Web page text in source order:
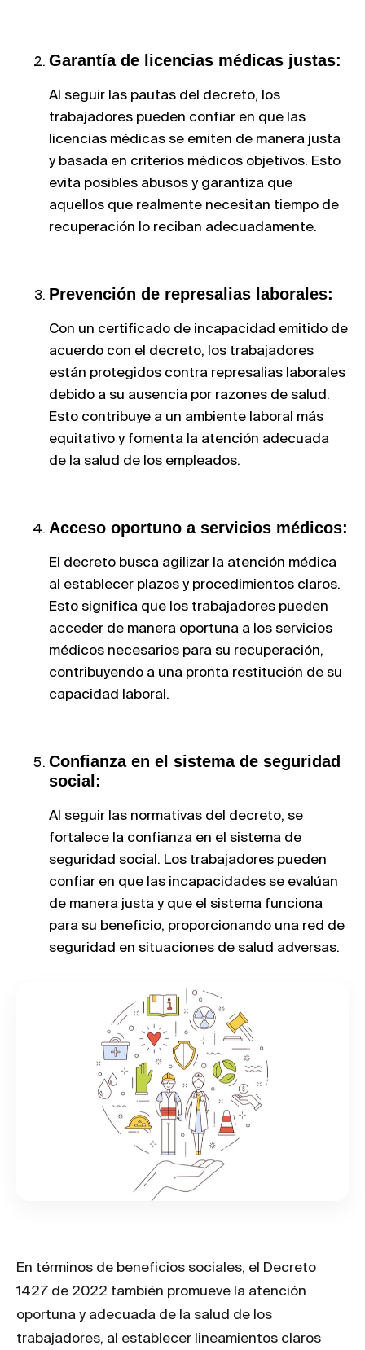
Garantía de licencias médicas justas:
Al seguir las pautas del decreto, los
trabajadores pueden confiar en que las
licencias médicas se emiten de manera justa
y basada en criterios médicos objetivos. Esto
evita posibles abusos y garantiza que
aquellos que realmente necesitan tiempo de
recuperación lo reciban adecuadamente.
Prevención de represalias laborales:
Con un certificado de incapacidad emitido de
acuerdo con el decreto, los trabajadores
están protegidos contra represalias laborales
debido a su ausencia por razones de salud.
Esto contribuye a un ambiente laboral más
equitativo y fomenta la atención adecuada
de la salud de los empleados.
Acceso oportuno a servicios médicos:
El decreto busca agilizar la atención médica
al establecer plazos y procedimientos claros.
Esto significa que los trabajadores pueden
acceder de manera oportuna a los servicios
médicos necesarios para su recuperación,
contribuyendo a una pronta restitución de su
capacidad laboral.
Confianza en el sistema de seguridad
social:
Al seguir las normativas del decreto, se
fortalece la confianza en el sistema de
seguridad social. Los trabajadores pueden
confiar en que las incapacidades se evalúan
de manera justa y que el sistema funciona
para su beneficio, proporcionando una red de
seguridad en situaciones de salud adversas.
En términos de beneficios sociales, el Decreto
1427 de 2022 también promueve la atención
oportuna y adecuada de la salud de los
trabajadores, al establecer lineamientos claros